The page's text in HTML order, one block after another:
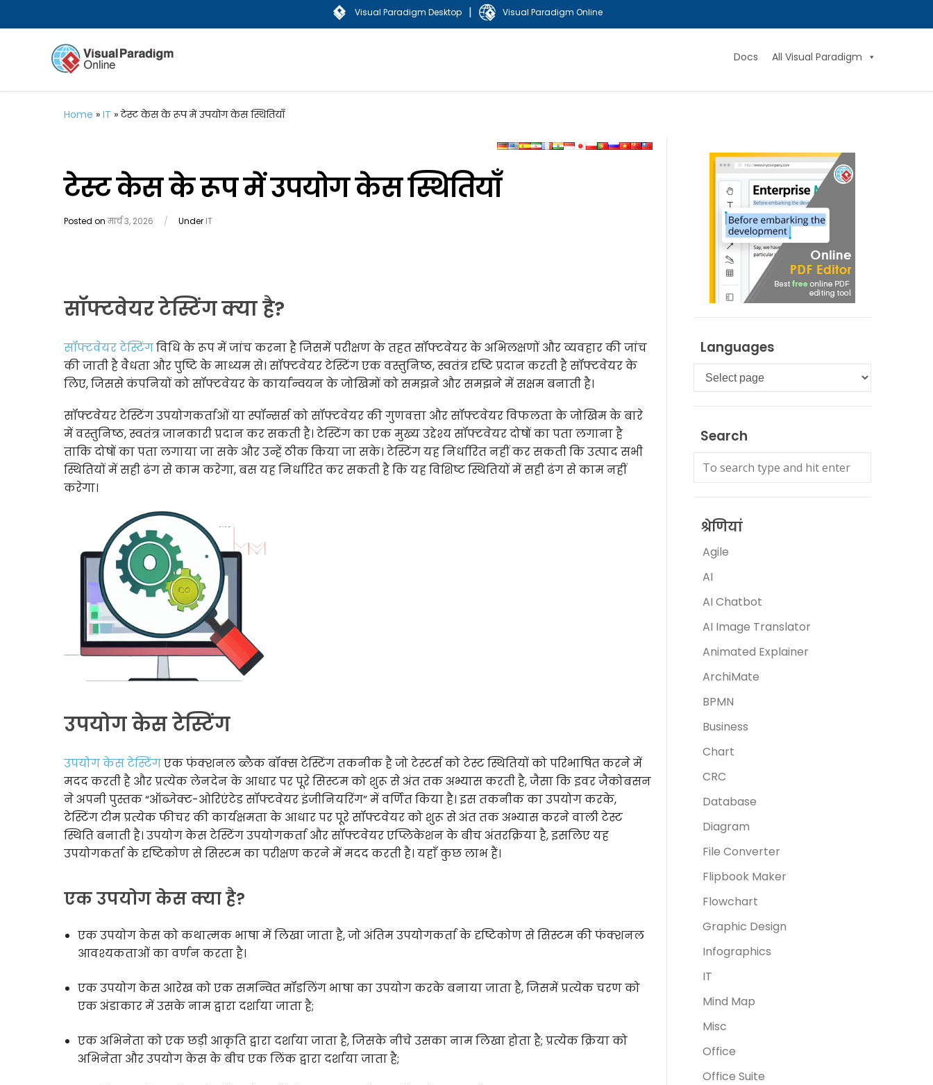
Visual Paradigm Desktop | Visual Paradigm Online
Docs All Visual Paradigm
Home » IT »टेस्ट केस के रूप में उपयोग केस स्थितियाँ
टेस्ट केस के रूप में उपयोग केस स्थितियाँ
Posted onमार्च 3, 2026 / Under IT
सॉफ्टवेयर टेस्टिंग क्या है?
सॉफ्टवेयर टेस्टिंगविधि के रूप में जांच करना है जिसमें परीक्षण के तहत सॉफ्टवेयर के अभिलक्षणों और व्यवहार की जांच
की जाती है वैधता और पुष्टि के माध्यम से। सॉफ्टवेयर टेस्टिंग एक वस्तुनिष्ठ, स्वतंत्र दृष्टि प्रदान करती है सॉफ्टवेयर के
लिए, जिससे कंपनियों को सॉफ्टवेयर के कार्यान्वयन के जोखिमों को समझने और समझने में सक्षम बनाती है।
सॉफ्टवेयर टेस्टिंग उपयोगकर्ताओं या स्पॉन्सर्स को सॉफ्टवेयर की गुणवत्ता और सॉफ्टवेयर विफलता के जोखिम के बारे
में वस्तुनिष्ठ, स्वतंत्र जानकारी प्रदान कर सकती है। टेस्टिंग का एक मुख्य उद्देश्य सॉफ्टवेयर दोषों का पता लगाना है
ताकि दोषों का पता लगाया जा सके और उन्हें ठीक किया जा सके। टेस्टिंग यह निर्धारित नहीं कर सकती कि उत्पाद सभी
स्थितियों में सही ढंग से काम करेगा, बस यह निर्धारित कर सकती है कि यह विशिष्ट स्थितियों में सही ढंग से काम नहीं
करेगा।
उपयोग केस टेस्टिंग
उपयोग केस टेस्टिंगएक फंक्शनल ब्लैक बॉक्स टेस्टिंग तकनीक है जो टेस्टर्स को टेस्ट स्थितियों को परिभाषित करने में
मदद करती है और प्रत्येक लेनदेन के आधार पर पूरे सिस्टम को शुरू से अंत तक अभ्यास करती है, जैसा कि इवर जैकोबसन
ने अपनी पुस्तक “ऑब्जेक्ट-ओरिएंटेड सॉफ्टवेयर इंजीनियरिंग” में वर्णित किया है। इस तकनीक का उपयोग करके,
टेस्टिंग टीम प्रत्येक फीचर की कार्यक्षमता के आधार पर पूरे सॉफ्टवेयर को शुरू से अंत तक अभ्यास करने वाली टेस्ट
स्थिति बनाती है। उपयोग केस टेस्टिंग उपयोगकर्ता और सॉफ्टवेयर एप्लिकेशन के बीच अंतरक्रिया है, इसलिए यह
उपयोगकर्ता के दृष्टिकोण से सिस्टम का परीक्षण करने में मदद करती है। यहाँ कुछ लाभ हैं।
एक उपयोग केस क्या है?
एक उपयोग केस को कथात्मक भाषा में लिखा जाता है, जो अंतिम उपयोगकर्ता के दृष्टिकोण से सिस्टम की फंक्शनल
आवश्यकताओं का वर्णन करता है।
एक उपयोग केस आरेख को एक समन्वित मॉडलिंग भाषा का उपयोग करके बनाया जाता है, जिसमें प्रत्येक चरण को
एक अंडाकार में उसके नाम द्वारा दर्शाया जाता है;
एक अभिनेता को एक छड़ी आकृति द्वारा दर्शाया जाता है, जिसके नीचे उसका नाम लिखा होता है; प्रत्येक क्रिया को
अभिनेता और उपयोग केस के बीच एक लिंक द्वारा दर्शाया जाता है;
Languages
Languages
Search
श्रेणियां
Agile
AI
AI Chatbot
AI Image Translator
Animated Explainer
ArchiMate
BPMN
Business
Chart
CRC
Database
Diagram
File Converter
Flipbook Maker
Flowchart
Graphic Design
Infographics
IT
Mind Map
Misc
Office
Office Suite